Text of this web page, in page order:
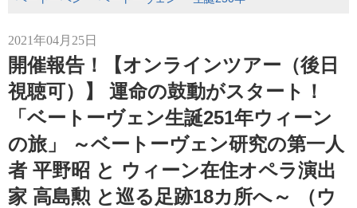
2021年04月25日
開催報告！【オンラインツアー（後日
視聴可）】 運命の鼓動がスタート！
「ベートーヴェン生誕251年ウィーン
の旅」 ～ベートーヴェン研究の第一人
者 平野昭 と ウィーン在住オペラ演出
家 高島勲 と巡る足跡18カ所へ～ （ウ
オペラで最高のときめきを。幸せあふれる珠玉の20演目を一挙
映！「METライブビューイング アンコール2025」今年も東京・
なんば・神戸・名古屋の4都市で開催決定！
2025年07月18日
今こそ、イタリアへ・・・ 芸術と美味に満ちた秋、心をほど
オペラの旅